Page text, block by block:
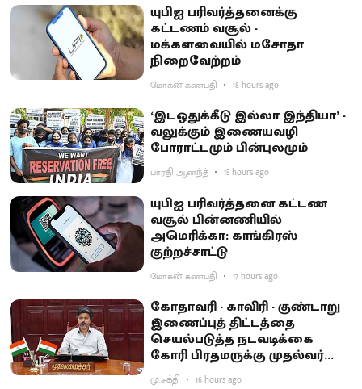
யுபிஐ பரிவர்த்தனைக்கு
கட்டணம் வசூல் -
மக்களவையில் மசோதா
நிறைவேற்றம்
மோகன் கணபதி 18 hours ago
‘இடஒதுக்கீடு இல்லா இந்தியா’ -
வலுக்கும் இணையவழி
போராட்டமும் பின்புலமும்
பாரதி ஆனந்த் 15 hours ago
யுபிஐ பரிவர்த்தனை கட்டண
வசூல் பின்னணியில்
அமெரிக்கா: காங்கிரஸ்
குற்றச்சாட்டு
மோகன் கணபதி 17 hours ago
கோதாவரி - காவிரி - குண்டாறு
இணைப்புத் திட்டத்தை
செயல்படுத்த நடவடிக்கை
கோரி பிரதமருக்கு முதல்வர்
விஜய் கடிதம்
மு.சக்தி 16 hours ago